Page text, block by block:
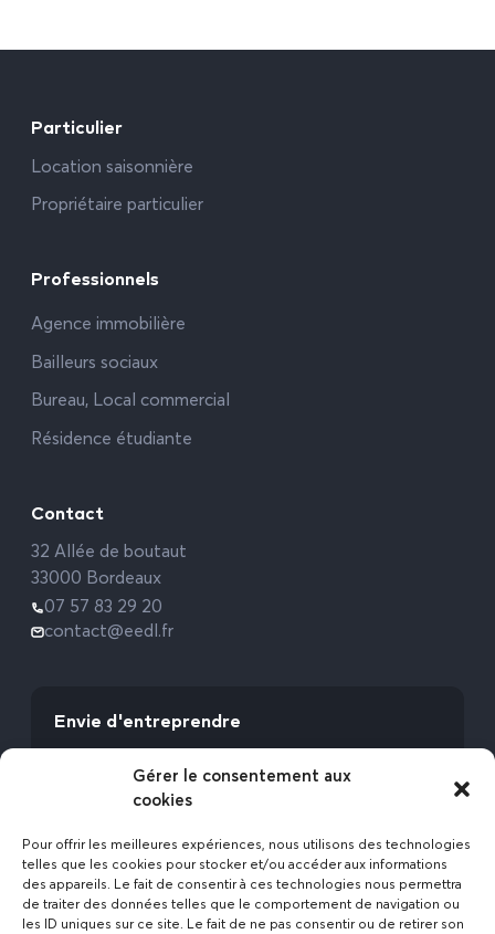
Gérer le consentement aux
cookies
Pour offrir les meilleures expériences, nous utilisons des technologies
telles que les cookies pour stocker et/ou accéder aux informations
des appareils. Le fait de consentir à ces technologies nous permettra
de traiter des données telles que le comportement de navigation ou
les ID uniques sur ce site. Le fait de ne pas consentir ou de retirer son
Particulier
Location saisonnière
Propriétaire particulier
Professionnels
Agence immobilière
Bailleurs sociaux
Bureau, Local commercial
Résidence étudiante
Contact
32 Allée de boutaut
33000 Bordeaux
07 57 83 29 20
contact@eedl.fr
Envie d'entreprendre
avec l’Expert Etat des Lieux !
Rejoignez-nous